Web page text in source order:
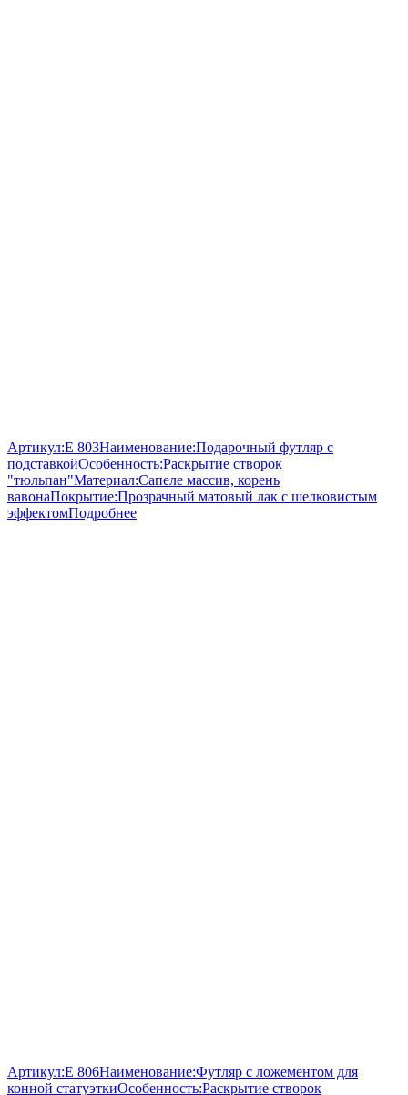
Артикул:E 803Наименование:Подарочный футляр с
подставкойОсобенность:Раскрытие створок
"тюльпан"Материал:Сапеле массив, корень
вавонаПокрытие:Прозрачный матовый лак с шелковистым
эффектомПодробнее
Артикул:E 806Наименование:Футляр с ложементом для
конной статуэткиОсобенность:Раскрытие створок